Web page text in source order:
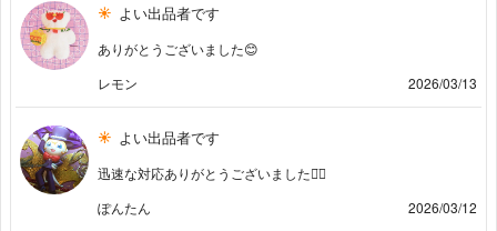
よい出品者です
ありがとうございました😊
レモン
2026/03/13
よい出品者です
迅速な対応ありがとうございました◡̈⃝
ぽんたん
2026/03/12